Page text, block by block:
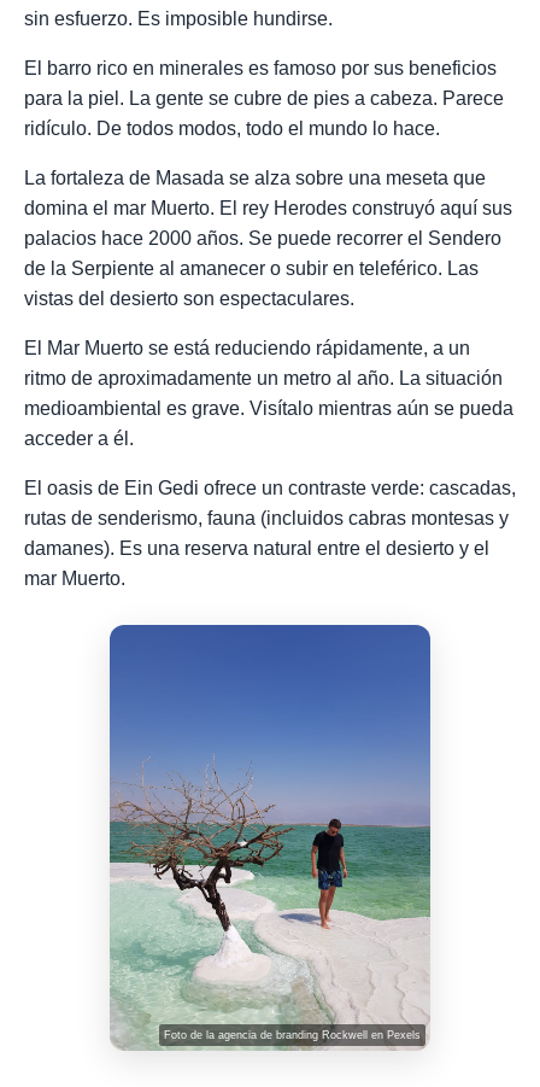
sin esfuerzo. Es imposible hundirse.
El barro rico en minerales es famoso por sus beneficios
para la piel. La gente se cubre de pies a cabeza. Parece
ridículo. De todos modos, todo el mundo lo hace.
La fortaleza de Masada se alza sobre una meseta que
domina el mar Muerto. El rey Herodes construyó aquí sus
palacios hace 2000 años. Se puede recorrer el Sendero
de la Serpiente al amanecer o subir en teleférico. Las
vistas del desierto son espectaculares.
El Mar Muerto se está reduciendo rápidamente, a un
ritmo de aproximadamente un metro al año. La situación
medioambiental es grave. Visítalo mientras aún se pueda
acceder a él.
El oasis de Ein Gedi ofrece un contraste verde: cascadas,
rutas de senderismo, fauna (incluidos cabras montesas y
damanes). Es una reserva natural entre el desierto y el
mar Muerto.
Foto de la agencia de branding Rockwell en Pexels